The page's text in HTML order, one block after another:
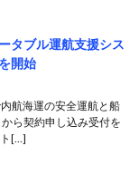
タブル運航支援シス
開始
航海運の安全運航と船
ら契約申し込み受付を
[…]